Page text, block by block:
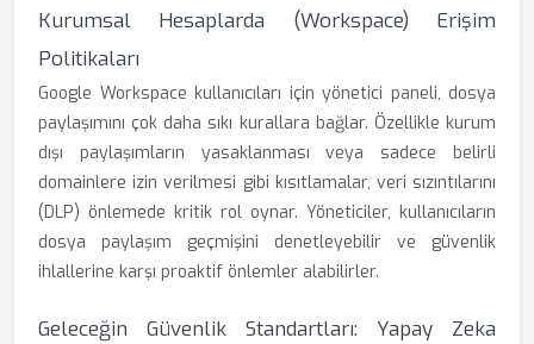
Kurumsal Hesaplarda (Workspace) Erişim
Politikaları
Google Workspace kullanıcıları için yönetici paneli, dosya
paylaşımını çok daha sıkı kurallara bağlar. Özellikle kurum
dışı paylaşımların yasaklanması veya sadece belirli
domainlere izin verilmesi gibi kısıtlamalar, veri sızıntılarını
(DLP) önlemede kritik rol oynar. Yöneticiler, kullanıcıların
dosya paylaşım geçmişini denetleyebilir ve güvenlik
ihlallerine karşı proaktif önlemler alabilirler.
Geleceğin Güvenlik Standartları: Yapay Zeka